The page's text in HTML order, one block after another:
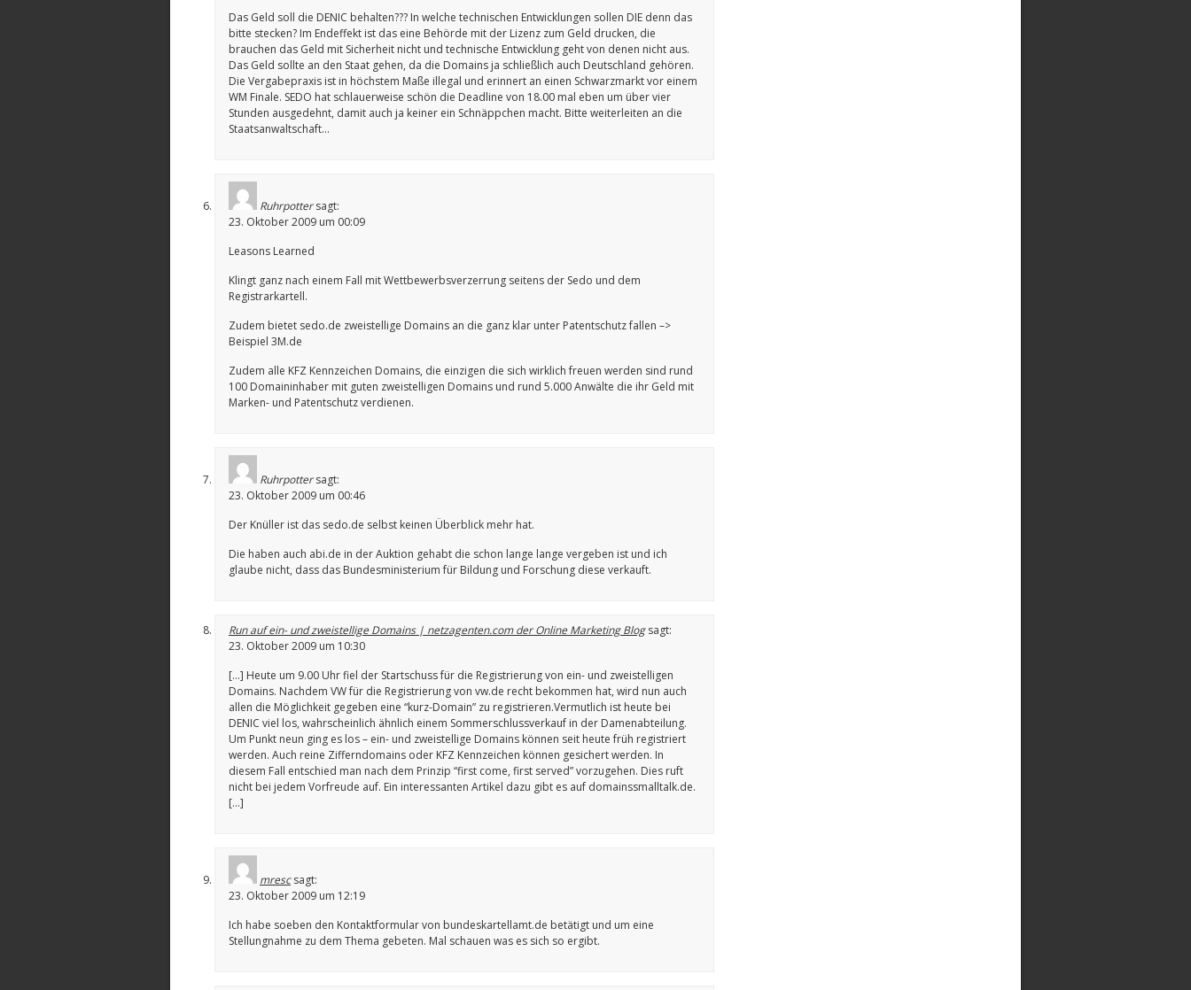
Das Geld soll die DENIC behalten??? In welche technischen Entwicklungen sollen DIE denn das
bitte stecken? Im Endeffekt ist das eine Behörde mit der Lizenz zum Geld drucken, die
brauchen das Geld mit Sicherheit nicht und technische Entwicklung geht von denen nicht aus.
Das Geld sollte an den Staat gehen, da die Domains ja schließlich auch Deutschland gehören.
Die Vergabepraxis ist in höchstem Maße illegal und erinnert an einen Schwarzmarkt vor einem
WM Finale. SEDO hat schlauerweise schön die Deadline von 18.00 mal eben um über vier
Stunden ausgedehnt, damit auch ja keiner ein Schnäppchen macht. Bitte weiterleiten an die
Staatsanwaltschaft…
Ruhrpotter sagt:
23. Oktober 2009 um 00:09
Leasons Learned
Klingt ganz nach einem Fall mit Wettbewerbsverzerrung seitens der Sedo und dem
Registrarkartell.
Zudem bietet sedo.de zweistellige Domains an die ganz klar unter Patentschutz fallen –>
Beispiel 3M.de
Zudem alle KFZ Kennzeichen Domains, die einzigen die sich wirklich freuen werden sind rund
100 Domaininhaber mit guten zweistelligen Domains und rund 5.000 Anwälte die ihr Geld mit
Marken- und Patentschutz verdienen.
Ruhrpotter sagt:
23. Oktober 2009 um 00:46
Der Knüller ist das sedo.de selbst keinen Überblick mehr hat.
Die haben auch abi.de in der Auktion gehabt die schon lange lange vergeben ist und ich
glaube nicht, dass das Bundesministerium für Bildung und Forschung diese verkauft.
Run auf ein- und zweistellige Domains | netzagenten.com der Online Marketing Blog sagt:
23. Oktober 2009 um 10:30
[…] Heute um 9.00 Uhr fiel der Startschuss für die Registrierung von ein- und zweistelligen
Domains. Nachdem VW für die Registrierung von vw.de recht bekommen hat, wird nun auch
allen die Möglichkeit gegeben eine “kurz-Domain” zu registrieren.Vermutlich ist heute bei
DENIC viel los, wahrscheinlich ähnlich einem Sommerschlussverkauf in der Damenabteilung.
Um Punkt neun ging es los – ein- und zweistellige Domains können seit heute früh registriert
werden. Auch reine Zifferndomains oder KFZ Kennzeichen können gesichert werden. In
diesem Fall entschied man nach dem Prinzip “first come, first served” vorzugehen. Dies ruft
nicht bei jedem Vorfreude auf. Ein interessanten Artikel dazu gibt es auf domainssmalltalk.de.
[…]
mresc sagt:
23. Oktober 2009 um 12:19
Ich habe soeben den Kontaktformular von bundeskartellamt.de betätigt und um eine
Stellungnahme zu dem Thema gebeten. Mal schauen was es sich so ergibt.